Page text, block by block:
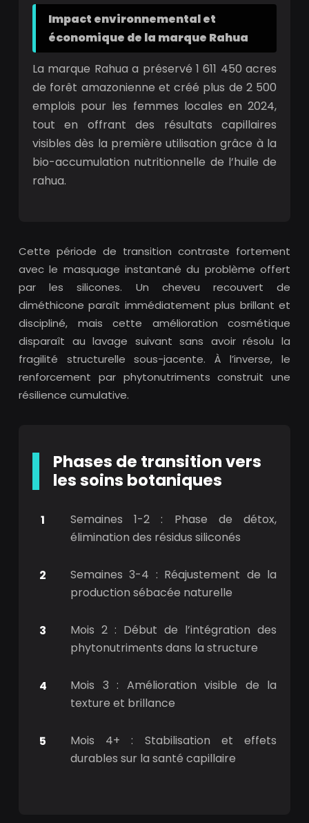
Impact environnemental et
économique de la marque Rahua
La marque Rahua a préservé 1 611 450 acres
de forêt amazonienne et créé plus de 2 500
emplois pour les femmes locales en 2024,
tout en offrant des résultats capillaires
visibles dès la première utilisation grâce à la
bio-accumulation nutritionnelle de l’huile de
rahua.
Cette période de transition contraste fortement
avec le masquage instantané du problème offert
par les silicones. Un cheveu recouvert de
diméthicone paraît immédiatement plus brillant et
discipliné, mais cette amélioration cosmétique
disparaît au lavage suivant sans avoir résolu la
fragilité structurelle sous-jacente. À l’inverse, le
renforcement par phytonutriments construit une
résilience cumulative.
Phases de transition vers
les soins botaniques
Semaines 1-2 : Phase de détox,
élimination des résidus siliconés
Semaines 3-4 : Réajustement de la
production sébacée naturelle
Mois 2 : Début de l’intégration des
phytonutriments dans la structure
Mois 3 : Amélioration visible de la
texture et brillance
Mois 4+ : Stabilisation et effets
durables sur la santé capillaire